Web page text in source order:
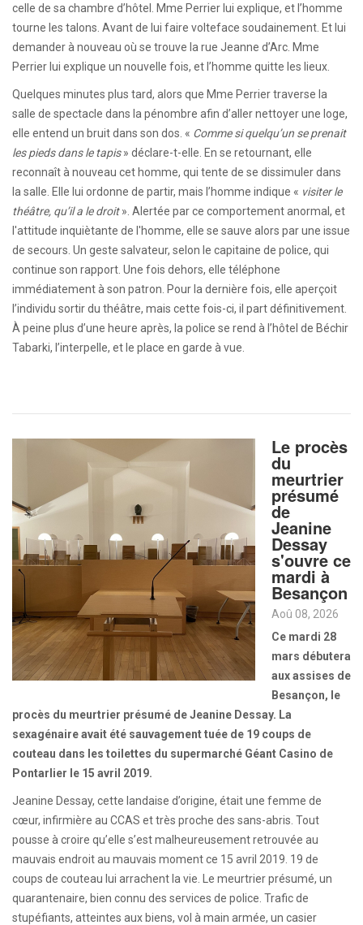
celle de sa chambre d’hôtel. Mme Perrier lui explique, et l’homme
tourne les talons. Avant de lui faire volteface soudainement. Et lui
demander à nouveau où se trouve la rue Jeanne d’Arc. Mme
Perrier lui explique un nouvelle fois, et l’homme quitte les lieux.
Quelques minutes plus tard, alors que Mme Perrier traverse la
salle de spectacle dans la pénombre afin d’aller nettoyer une loge,
elle entend un bruit dans son dos. « Comme si quelqu’un se prenait
les pieds dans le tapis» déclare-t-elle. En se retournant, elle
reconnaît à nouveau cet homme, qui tente de se dissimuler dans
la salle. Elle lui ordonne de partir, mais l’homme indique « visiter le
théâtre, qu’il a le droit». Alertée par ce comportement anormal, et
l'attitude inquiètante de l'homme, elle se sauve alors par une issue
de secours. Un geste salvateur, selon le capitaine de police, qui
continue son rapport. Une fois dehors, elle téléphone
immédiatement à son patron. Pour la dernière fois, elle aperçoit
l’individu sortir du théâtre, mais cette fois-ci, il part définitivement.
À peine plus d’une heure après, la police se rend à l’hôtel de Béchir
Tabarki, l’interpelle, et le place en garde à vue.
Le procès
du
meurtrier
présumé
de
Jeanine
Dessay
s'ouvre ce
mardi à
Besançon
Aoû 08, 2026
Ce mardi 28
mars débutera
aux assises de
Besançon, le
procès du meurtrier présumé de Jeanine Dessay. La
sexagénaire avait été sauvagement tuée de 19 coups de
couteau dans les toilettes du supermarché Géant Casino de
Pontarlier le 15 avril 2019.
Jeanine Dessay, cette landaise d’origine, était une femme de
cœur, infirmière au CCAS et très proche des sans-abris. Tout
pousse à croire qu’elle s’est malheureusement retrouvée au
mauvais endroit au mauvais moment ce 15 avril 2019. 19 de
coups de couteau lui arrachent la vie. Le meurtrier présumé, un
quarantenaire, bien connu des services de police. Trafic de
stupéfiants, atteintes aux biens, vol à main armée, un casier